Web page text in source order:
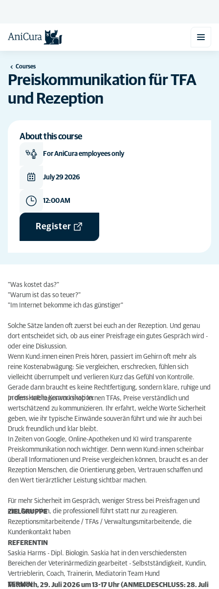
Courses
Preiskommunikation für TFA
und Rezeption
About this course
For AniCura employees only
July 29 2026
12:00 AM
Register
"Was kostet das?"
"Warum ist das so teuer?"
"Im Internet bekomme ich das günstiger"
Solche Sätze landen oft zuerst bei euch an der Rezeption. Und genau
dort entscheidet sich, ob aus einer Preisfrage ein gutes Gespräch wird -
oder eine Diskussion.
Wenn Kund:innen einen Preis hören, passiert im Gehirn oft mehr als
reine Kostenabwägung: Sie vergleichen, erschrecken, fühlen sich
vielleicht überrumpelt und verlieren Kurz das Gefühl von Kontrolle.
Gerade dann braucht es keine Rechtfertigung, sondern klare, ruhige und
professionelle Kommunikation.
In dem Halbtagesworkshop lernen TFAs, Preise verständlich und
wertschätzend zu kommunizieren. Ihr erfahrt, welche Worte Sicherheit
geben, wie ihr typische Einwände souverän führt und wie ihr auch bei
Druck freundlich und klar bleibt.
In Zeiten von Google, Online-Apotheken und KI wird transparente
Preiskommunikation noch wichtiger. Denn wenn Kund:innen scheinbar
überall Informationen und Preise vergleichen können, braucht es an der
Rezeption Menschen, die Orientierung geben, Vertrauen schaffen und
den Wert tierärztlicher Leistung sichtbar machen.
Für mehr Sicherheit im Gespräch, weniger Stress bei Preisfragen und
eine Rezeption, die professionell führt statt nur zu reagieren.
ZIELGRUPPE
Rezeptionsmitarbeitende / TFAs / Verwaltungsmitarbeitende, die
Kundenkontakt haben
REFERENTIN
Saskia Harms - Dipl. Biologin. Saskia hat in den verschiedensten
Bereichen der Veterinärmedizin gearbeitet - Selbstständigkeit, Kundin,
Vertrieblerin, Coach, Trainerin, Mediatorin Team Hund
TERMIN
Mittwoch, 29. Juli 2026 um 13-17 Uhr (ANMELDESCHLUSS: 28. Juli